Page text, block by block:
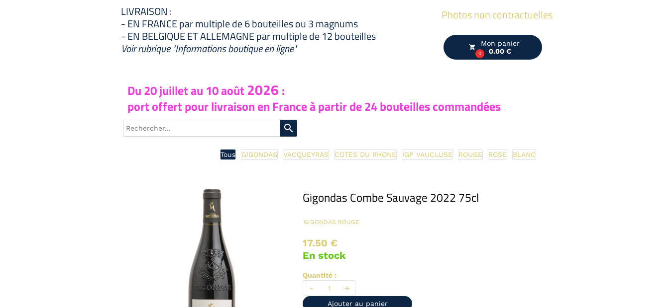
LIVRAISON :
- EN FRANCE par multiple de 6 bouteilles ou 3 magnums
- EN BELGIQUE ET ALLEMAGNE par multiple de 12 bouteilles
Voir rubrique "Informations boutique en ligne"
Photos non contractuelles
local_grocery_store
0
Mon panier
0.00 €
Du 20juillet au 10 août2026 :
port offert pour livraison en France à partir de 24 bouteilles commandées
search
Tous GIGONDAS VACQUEYRAS COTES DU RHONE IGP VAUCLUSE ROUGE ROSE BLANC
Gigondas Combe Sauvage 2022 75cl
GIGONDAS ROUGE
17.50 €
En stock
Quantité :
- +
Ajouter au panier